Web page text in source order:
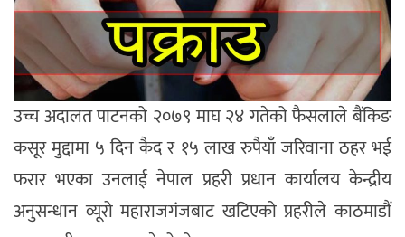
उच्च अदालत पाटनको २०७९ माघ २४ गतेको फैसलाले बैंकिङ
कसूर मुद्दामा ५ दिन कैद र १५ लाख रुपैयाँ जरिवाना ठहर भई
फरार भएका उनलाई नेपाल प्रहरी प्रधान कार्यालय केन्द्रीय
अनुसन्धान व्यूरो महाराजगंजबाट खटिएको प्रहरीले काठमाडौं